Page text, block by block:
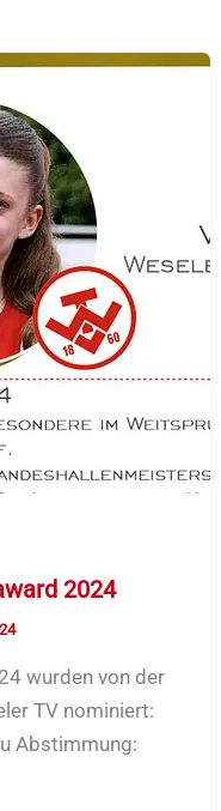
2024
wurden von der
TV nominiert:
Abstimmung: